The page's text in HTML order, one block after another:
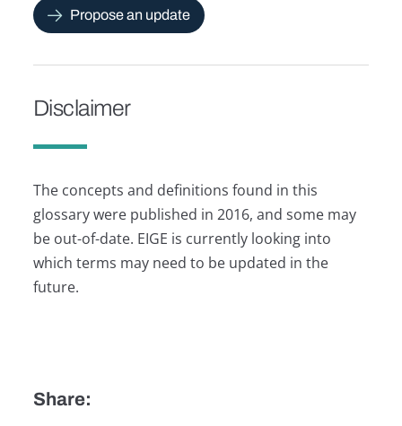
Propose an update
Disclaimer
The concepts and definitions found in this
glossary were published in 2016, and some may
be out-of-date. EIGE is currently looking into
which terms may need to be updated in the
future.
Share: